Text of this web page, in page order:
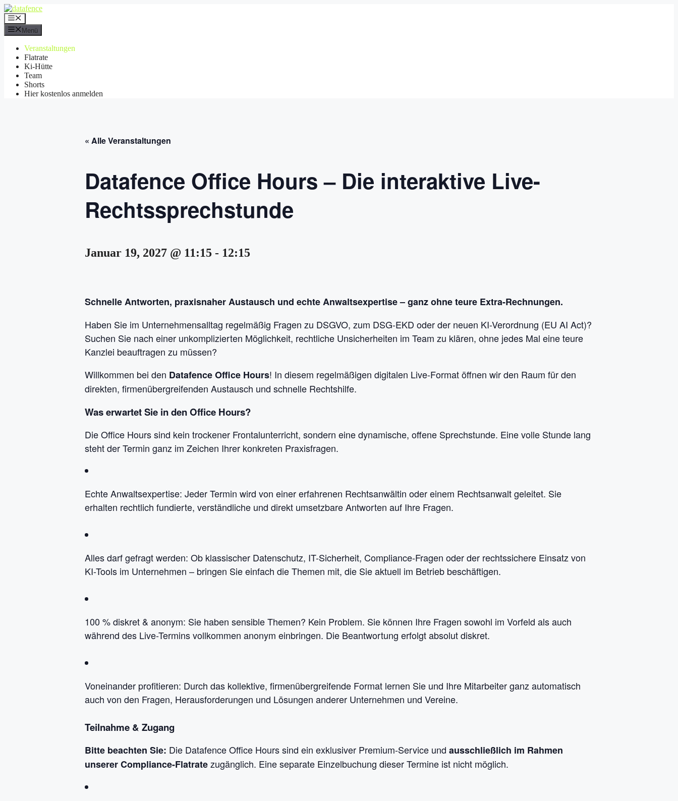
Menü
Veranstaltungen
Flatrate
Ki-Hütte
Team
Shorts
Hier kostenlos anmelden
« Alle Veranstaltungen
Datafence Office Hours – Die interaktive Live-
Rechtssprechstunde
Januar 19, 2027 @ 11:15 - 12:15
Schnelle Antworten, praxisnaher Austausch und echte Anwaltsexpertise – ganz ohne teure Extra-Rechnungen.
Haben Sie im Unternehmensalltag regelmäßig Fragen zu DSGVO, zum DSG-EKD oder der neuen KI-Verordnung (EU AI Act)?
Suchen Sie nach einer unkomplizierten Möglichkeit, rechtliche Unsicherheiten im Team zu klären, ohne jedes Mal eine teure
Kanzlei beauftragen zu müssen?
Willkommen bei den Datafence Office Hours! In diesem regelmäßigen digitalen Live-Format öffnen wir den Raum für den
direkten, firmenübergreifenden Austausch und schnelle Rechtshilfe.
Was erwartet Sie in den Office Hours?
Die Office Hours sind kein trockener Frontalunterricht, sondern eine dynamische, offene Sprechstunde. Eine volle Stunde lang
steht der Termin ganz im Zeichen Ihrer konkreten Praxisfragen.
Echte Anwaltsexpertise: Jeder Termin wird von einer erfahrenen Rechtsanwältin oder einem Rechtsanwalt geleitet. Sie
erhalten rechtlich fundierte, verständliche und direkt umsetzbare Antworten auf Ihre Fragen.
Alles darf gefragt werden: Ob klassischer Datenschutz, IT-Sicherheit, Compliance-Fragen oder der rechtssichere Einsatz von
KI-Tools im Unternehmen – bringen Sie einfach die Themen mit, die Sie aktuell im Betrieb beschäftigen.
100 % diskret & anonym: Sie haben sensible Themen? Kein Problem. Sie können Ihre Fragen sowohl im Vorfeld als auch
während des Live-Termins vollkommen anonym einbringen. Die Beantwortung erfolgt absolut diskret.
Voneinander profitieren: Durch das kollektive, firmenübergreifende Format lernen Sie und Ihre Mitarbeiter ganz automatisch
auch von den Fragen, Herausforderungen und Lösungen anderer Unternehmen und Vereine.
Teilnahme & Zugang
Bitte beachten Sie: Die Datafence Office Hours sind ein exklusiver Premium-Service und ausschließlich im Rahmen
unserer Compliance-Flatratezugänglich. Eine separate Einzelbuchung dieser Termine ist nicht möglich.